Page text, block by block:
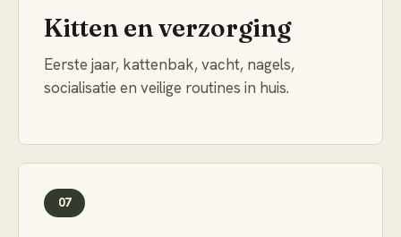
Kitten en verzorging
Eerste jaar, kattenbak, vacht, nagels,
socialisatie en veilige routines in huis.
07